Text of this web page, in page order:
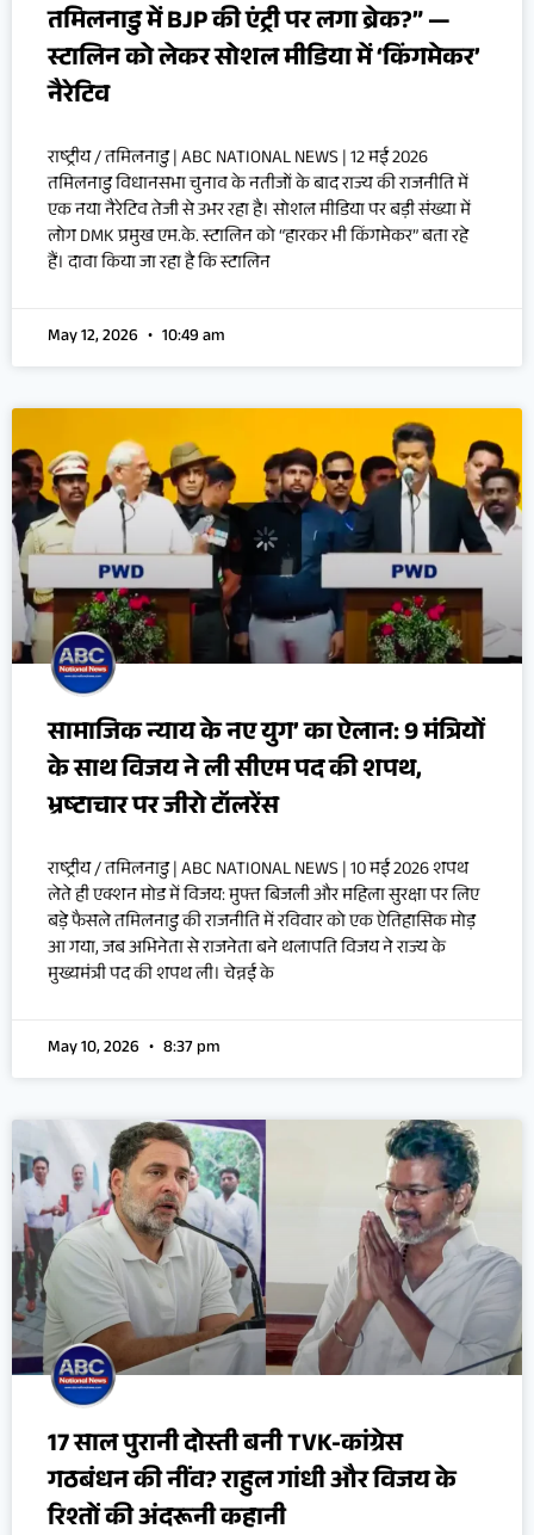
तमिलनाडु में BJP की एंट्री पर लगा ब्रेक?” —
स्टालिन को लेकर सोशल मीडिया में ‘किंगमेकर’
नैरेटिव
राष्ट्रीय / तमिलनाडु | ABC NATIONAL NEWS | 12 मई 2026
तमिलनाडु विधानसभा चुनाव के नतीजों के बाद राज्य की राजनीति में
एक नया नैरेटिव तेजी से उभर रहा है। सोशल मीडिया पर बड़ी संख्या में
लोग DMK प्रमुख एम.के. स्टालिन को “हारकर भी किंगमेकर” बता रहे
हैं। दावा किया जा रहा है कि स्टालिन
May 12, 2026 10:49 am
सामाजिक न्याय के नए युग’ का ऐलान: 9 मंत्रियों
के साथ विजय ने ली सीएम पद की शपथ,
भ्रष्टाचार पर जीरो टॉलरेंस
राष्ट्रीय / तमिलनाडु | ABC NATIONAL NEWS | 10 मई 2026 शपथ
लेते ही एक्शन मोड में विजय: मुफ्त बिजली और महिला सुरक्षा पर लिए
बड़े फैसले तमिलनाडु की राजनीति में रविवार को एक ऐतिहासिक मोड़
आ गया, जब अभिनेता से राजनेता बने थलापति विजय ने राज्य के
मुख्यमंत्री पद की शपथ ली। चेन्नई के
May 10, 2026 8:37 pm
17 साल पुरानी दोस्ती बनी TVK-कांग्रेस
गठबंधन की नींव? राहुल गांधी और विजय के
रिश्तों की अंदरूनी कहानी